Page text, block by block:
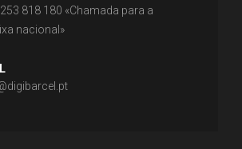
818 180 «Chamada para a
nacional»